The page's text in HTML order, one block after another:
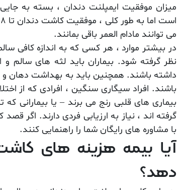
میزان موفقیت ایمپلنت دندان ، بسته به
می توانند مادام العمر باقی بمانند.
در بیشتر موارد ، هر کسی که به اندازه کافی
نظر گرفته شود. بیماران باید لثه های سالم
داشته باشند. همچنین باید به بهداشت دهان و
باشند. افراد سیگاری سنگین ، افرادی که از
بیماری های قلبی رنج می برند – یا بیمارانی
گرفته اند ، نیاز به ارزیابی فردی دارند. اگر
با مشاوره های رایگان شما را راهنمایی کنند.
آیا بیمه هزینه های
دهد؟